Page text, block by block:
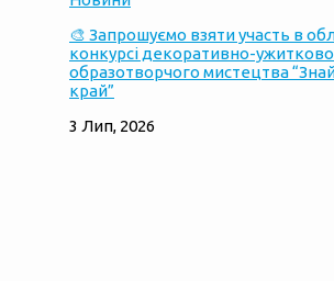
🎨 Запрошуємо взяти участь в
конкурсі декоративно-
образотворчого мистецтва
край”
3 Лип, 2026